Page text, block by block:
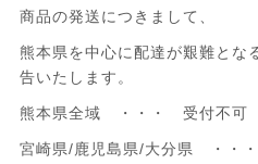
商品の発送につきまして、
熊本県を中心に配達が艱難とな
告いたします。
熊本県全域 ・・・ 受付不可
宮崎県/鹿児島県/大分県 ・・